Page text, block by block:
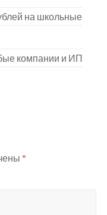
на школьные
компании и ИП
*